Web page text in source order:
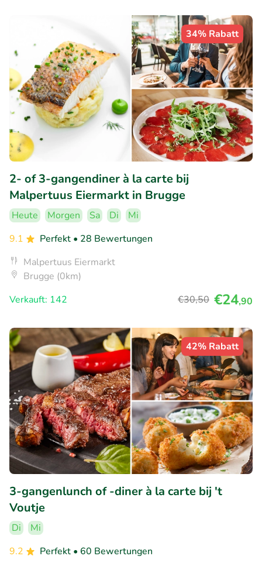
34% Rabatt
2- of 3-gangendiner à la carte bij
Malpertuus Eiermarkt in Brugge
Heute Morgen Sa Di
Mi
9.1
Perfekt • 28 Bewertungen
Malpertuus Eiermarkt
Brugge (0km)
Verkauft: 142
€30,50 €24,90
42% Rabatt
3-gangenlunch of -diner à la carte bij 't
Voutje
Di
Mi
9.2
Perfekt • 60 Bewertungen